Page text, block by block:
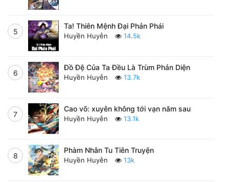
5
Ta! Thiên Mệnh Đại Phản Phái
Huyền Huyễn 14.5k
6
Đồ Đệ Của Ta Đều Là Trùm Phản Diện
Huyền Huyễn 13.7k
7
Cao võ: xuyên không tới vạn năm sau
Huyền Huyễn 13.1k
8
Phàm Nhân Tu Tiên Truyện
Huyền Huyễn 13k